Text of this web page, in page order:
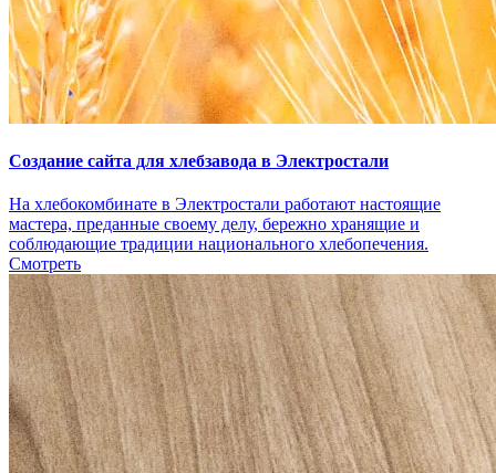
Создание сайта для хлебзавода в Электростали
На хлебокомбинате в Электростали работают настоящие
мастера, преданные своему делу, бережно хранящие и
соблюдающие традиции национального хлебопечения.
Смотреть